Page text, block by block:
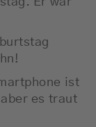
ist
es traut